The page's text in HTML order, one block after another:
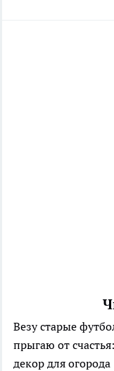
Везу старые
прыгаю от
декор для огорода